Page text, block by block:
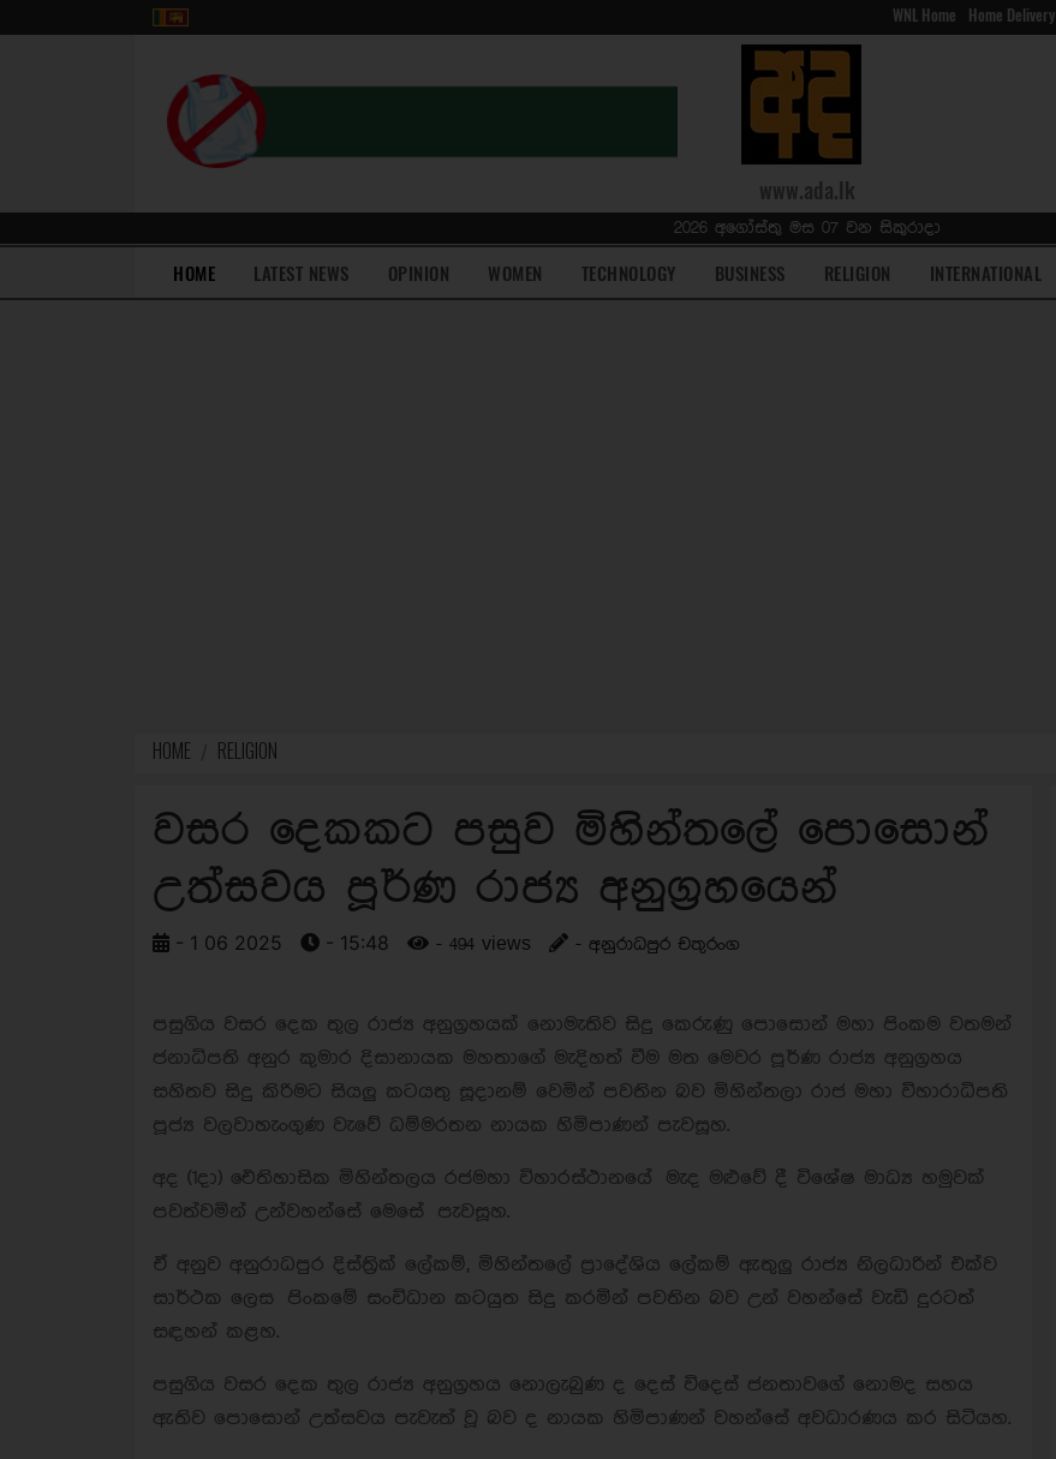
WNL Home Home Delivery
www.ada.lk
2026 අගෝස්තු මස 07 වන සිකුරාදා
HOME(current)LATEST NEWS OPINION WOMEN TECHNOLOGY BUSINESS RELIGION INTERNATIONAL
HOME RELIGION
වසර දෙකකට පසුව මිහින්තලේ පොසොන්
උත්සවය පූර්ණ රාජ්‍ය අනුග්‍රහයෙන්
- 1 06 2025 - 15:48 - 494 views - අනුරාධපුර චතුරංග
පසුගිය වසර දෙක තුල රාජ්‍ය අනුග්‍රහයක් නොමැතිව සිදු කෙරුණු පොසොන් මහා පිංකම වතමන්
ජනාධිපති අනුර කුමාර දිසානායක මහතාගේ මැදිහත් වීම මත මෙවර පූර්ණ රාජ්‍ය අනුග්‍රහය
සහිතව සිදු කිරිමට සියලු කටයතු සූදානම් වෙමින් පවතින බව මිහින්තලා රාජ මහා විහාරාධිපති
පූජ්‍ය වලවාහැංගුණ වැවේ ධම්මරතන නායක හිමිපාණන් පැවසූහ.
අද (1දා) ඓතිහාසික මිහින්තලය රජමහා විහාරස්ථානයේ මැද මළුවේ දී විශේෂ මාධ්‍ය හමුවක්
පවත්වමින් උන්වහන්සේ මෙසේ පැවසූහ.
ඒ අනුව අනුරාධපුර දිස්ත්‍රික් ලේකම්, මිහින්තලේ ප්‍රාදේශිය ලේකම් ඇතුලු රාජ්‍ය නිලධාරින් එක්ව
සාර්ථක ලෙස පිංකමේ සංවිධාන කටයුත සිදු කරමින් පවතින බව උන් වහන්සේ වැඩි දුරටත්
සඳහන් කළහ.
පසුගිය වසර දෙක තුල රාජ්‍ය අනුග්‍රහය නොලැබුණ ද දෙස් විදෙස් ජනතාවගේ නොමද සහය
ඇතිව පොසොන් උත්සවය පැවැත් වූ බව ද නායක හිමිපාණන් වහන්සේ අවධාරණය කර සිටියහ.